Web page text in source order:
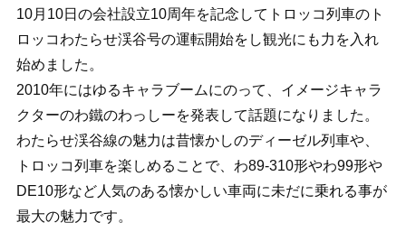
10月10日の会社設立10周年を記念してトロッコ列車のト
ロッコわたらせ渓谷号の運転開始をし観光にも力を入れ
始めました。
2010年にはゆるキャラブームにのって、イメージキャラ
クターのわ鐵のわっしーを発表して話題になりました。
わたらせ渓谷線の魅力は昔懐かしのディーゼル列車や、
トロッコ列車を楽しめることで、わ89-310形やわ99形や
DE10形など人気のある懐かしい車両に未だに乗れる事が
最大の魅力です。